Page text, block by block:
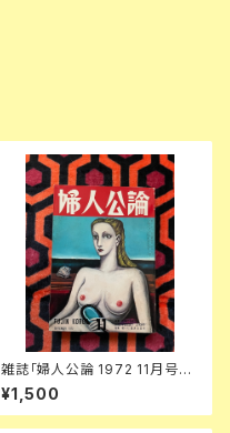
雑誌「婦人公論 1972 11月号」
表紙:金子國義 中央公論社 澁澤
龍彦 ダリ 後藤明生 倉橋由美子
中野良子
¥1,500